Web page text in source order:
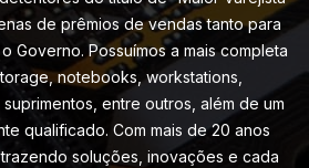
de prêmios de vendas tanto para
Governo. Possuímos a mais completa
notebooks, workstations,
entre outros, além de um
qualificado. Com mais de 20 anos
soluções, inovações e cada